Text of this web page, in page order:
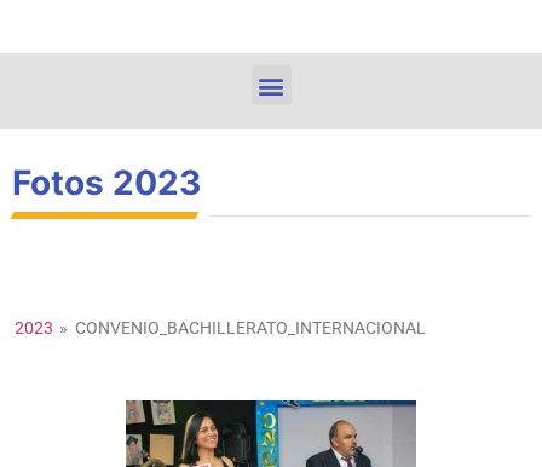
Fotos 2023
2023 » CONVENIO_BACHILLERATO_INTERNACIONAL